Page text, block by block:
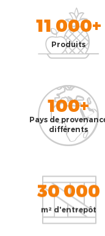
11 000+
Produits
100+
Pays de
différents
30 000
m² d'entrepôt